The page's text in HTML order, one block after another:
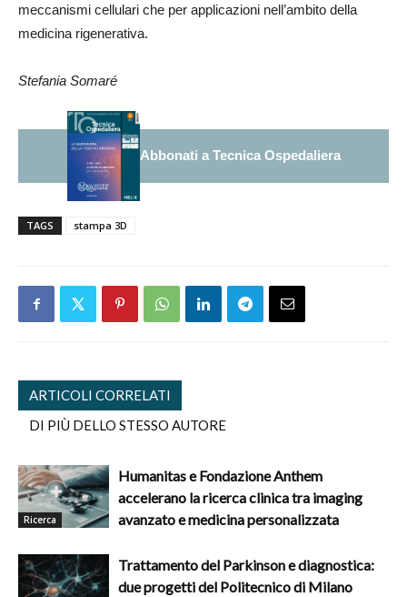
meccanismi cellulari che per applicazioni nell’ambito della
medicina rigenerativa.
Stefania Somaré
Abbonati a Tecnica Ospedaliera
TAGS stampa 3D
ARTICOLI CORRELATI
DI PIÙ DELLO STESSO AUTORE
Ricerca
Humanitas e Fondazione Anthem
accelerano la ricerca clinica tra imaging
avanzato e medicina personalizzata
Trattamento del Parkinson e diagnostica:
due progetti del Politecnico di Milano